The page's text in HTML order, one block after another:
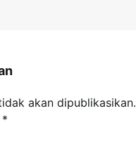
akan dipublikasikan.
*